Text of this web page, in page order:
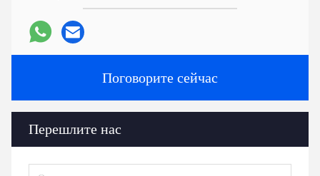
Поговорите сейчас
Перешлите нас